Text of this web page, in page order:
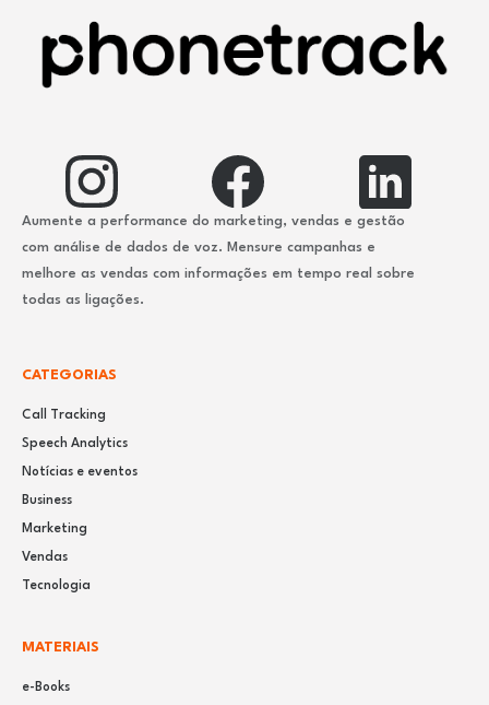
Aumente a performance do marketing, vendas e gestão
com análise de dados de voz. Mensure campanhas e
melhore as vendas com informações em tempo real sobre
todas as ligações.
CATEGORIAS
Call Tracking
Speech Analytics
Notícias e eventos
Business
Marketing
Vendas
Tecnologia
MATERIAIS
e-Books